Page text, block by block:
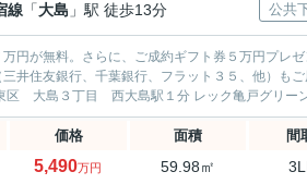
線 「大島 」駅 徒歩13分
公共
円が無料。さらに、ご成約ギフト券５万円プレ
井住友銀行、千葉銀行、フラット３５、他）も
軽にお問合せください。 オリンピアホーム 江東
価格 面積 間
5,490万円 59.98㎡